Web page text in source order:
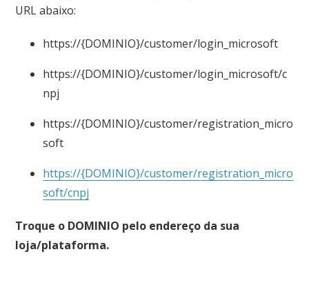
URL abaixo:
https://{DOMINIO}/customer/login_microsoft
https://{DOMINIO}/customer/login_microsoft/c
npj
https://{DOMINIO}/customer/registration_micro
soft
https://{DOMINIO}/customer/registration_micro
soft/cnpj
Troque o DOMINIO pelo endereço da sua
loja/plataforma.